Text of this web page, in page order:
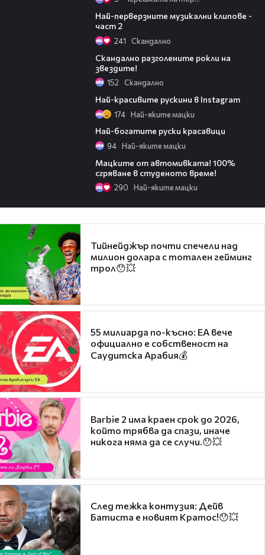
Най-перверзните музикални клипове -
част 2
241 Скандално
Скандално разголените рокли на
звездите!
152 Скандално
Най-красивите рускини в Instagram
174 Най-яките мацки
Най-богатите руски красавици
94 Най-яките мацки
Мацките от автомивката! 100%
сгряване в студеното време!
290 Най-яките мацки
Тийнейджър почти спечели над
милион долара с тотален гейминг
трол😯💥
55 милиарда по-късно: EA вече
официално е собственост на
Саудитска Арабия💰
Barbie 2 има краен срок до 2026,
който трябва да спази, иначе
никога няма да се случи.😯💥
След тежка контузия: Дейв
Батиста е новият Кратос!😯💥